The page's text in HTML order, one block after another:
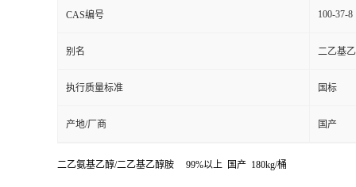
CAS编号 100-37-8
别名 二乙基
执行质量标准 国标
产地/厂商 国产
二乙氨基乙醇/二乙基乙醇胺 99%以上 国产 180kg/桶